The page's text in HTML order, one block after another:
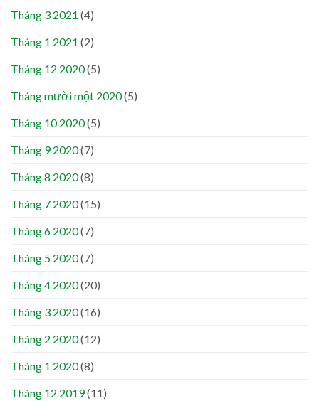
Tháng 3 2021 (4)
Tháng 1 2021 (2)
Tháng 12 2020(5)
Tháng mười một 2020(5)
Tháng 10 2020(5)
Tháng 9 2020(7)
Tháng 8 2020(8)
Tháng 7 2020(15)
Tháng 6 2020(7)
Tháng 5 2020(7)
Tháng 4 2020(20)
Tháng 3 2020(16)
Tháng 2 2020(12)
Tháng 1 2020(8)
Tháng 12 2019(11)